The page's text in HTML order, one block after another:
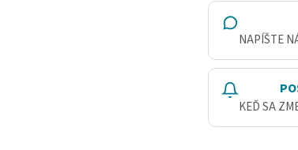
NAPÍŠTE
KEĎ SA